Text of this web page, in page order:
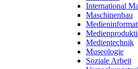
International
Maschinenbau
Medientechnik
Museologie
Soziale Arbeit